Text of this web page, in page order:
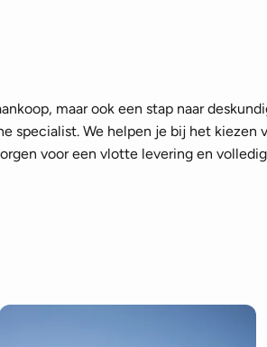
maar ook een stap naar
specialist. We helpen je bij het kiezen
voor een vlotte levering en